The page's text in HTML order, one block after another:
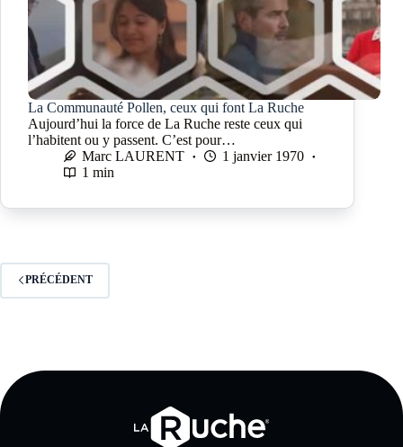
La Communauté Pollen, ceux qui font La Ruche
Aujourd’hui la force de La Ruche reste ceux qui
l’habitent ou y passent. C’est pour…
Marc LAURENT
1 janvier 1970
1 min
PRÉCÉDENT